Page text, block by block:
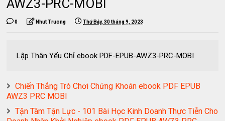
AWZ3-PRC-MOBI
0 Nhut Truong Thứ Bảy, 30 tháng 9, 2023
Lập Thân Yếu Chỉ ebook PDF-EPUB-AWZ3-PRC-MOBI
Chiến Thắng Trò Chơi Chứng Khoán ebook PDF EPUB
AWZ3 PRC MOBI
Tận Tâm Tận Lực - 101 Bài Học Kinh Doanh Thực Tiễn Cho